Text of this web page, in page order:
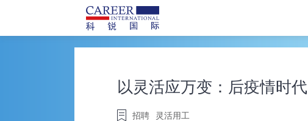
以灵活应万变：后疫情时
招聘 灵活用工